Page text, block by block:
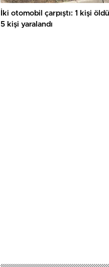
İki otomobil çarpıştı: 1 kişi
5 kişi yaralandı